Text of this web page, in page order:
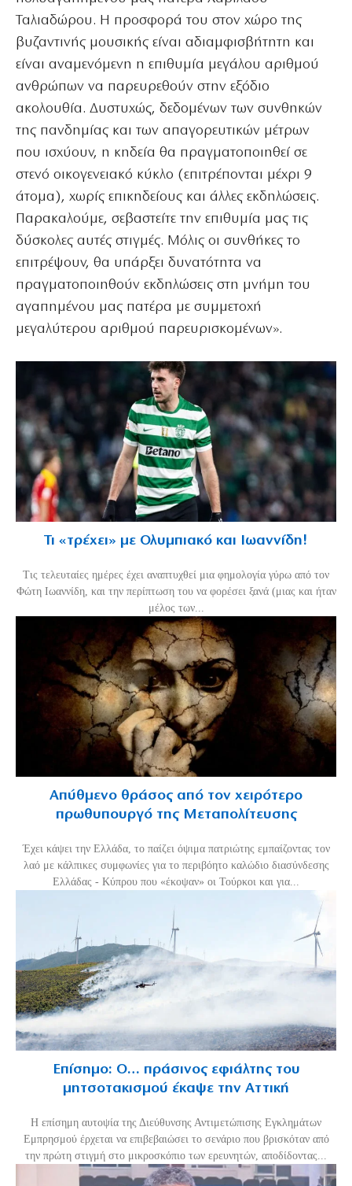
Ταλιαδώρου. Η προσφορά του στον χώρο της
βυζαντινής μουσικής είναι αδιαμφισβήτητη και
είναι αναμενόμενη η επιθυμία μεγάλου αριθμού
ανθρώπων να παρευρεθούν στην εξόδιο
ακολουθία. Δυστυχώς, δεδομένων των συνθηκών
της πανδημίας και των απαγορευτικών μέτρων
που ισχύουν, η κηδεία θα πραγματοποιηθεί σε
στενό οικογενειακό κύκλο (επιτρέπονται μέχρι 9
άτομα), χωρίς επικηδείους και άλλες εκδηλώσεις.
Παρακαλούμε, σεβαστείτε την επιθυμία μας τις
δύσκολες αυτές στιγμές. Μόλις οι συνθήκες το
επιτρέψουν, θα υπάρξει δυνατότητα να
πραγματοποιηθούν εκδηλώσεις στη μνήμη του
αγαπημένου μας πατέρα με συμμετοχή
μεγαλύτερου αριθμού παρευρισκομένων».
Τι «τρέχει» με Ολυμπιακό και Ιωαννίδη!
Τις τελευταίες ημέρες έχει αναπτυχθεί μια φημολογία γύρω από τον
Φώτη Ιωαννίδη, και την περίπτωση του να φορέσει ξανά (μιας και ήταν
μέλος των...
Απύθμενο θράσος από τον χειρότερο
πρωθυπουργό της Μεταπολίτευσης
Έχει κάψει την Ελλάδα, το παίζει όψιμα πατριώτης εμπαίζοντας τον
λαό με κάλπικες συμφωνίες για το περιβόητο καλώδιο διασύνδεσης
Ελλάδας - Κύπρου που «έκοψαν» οι Τούρκοι και για...
Επίσημο: Ο… πράσινος εφιάλτης του
μητσοτακισμού έκαψε την Αττική
Η επίσημη αυτοψία της Διεύθυνσης Αντιμετώπισης Εγκλημάτων
Εμπρησμού έρχεται να επιβεβαιώσει το σενάριο που βρισκόταν από
την πρώτη στιγμή στο μικροσκόπιο των ερευνητών, αποδίδοντας...